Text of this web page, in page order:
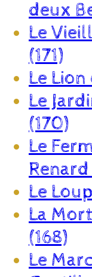
deux
Le
(171)
Le
Le
(170)
Le
Le
La
(168)
Le